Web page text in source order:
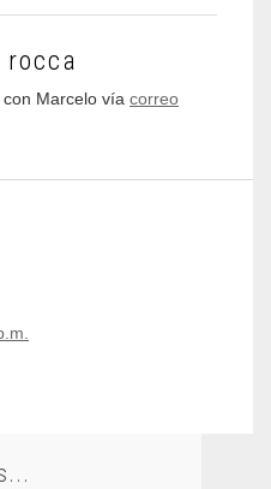
Marcelo vía correo